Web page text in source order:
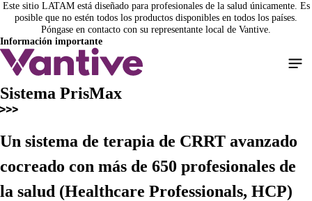
Pasar
contenido
principal
Este sitio LATAM está diseñado para profesionales de la salud únicamente. Es
posible que no estén todos los productos disponibles en todos los países.
Póngase en contacto con su representante local de Vantive.
Información importante
Sistema PrisMax
Un sistema de terapia de CRRT avanzado
cocreado con más de 650 profesionales de
la salud (Healthcare Professionals, HCP)